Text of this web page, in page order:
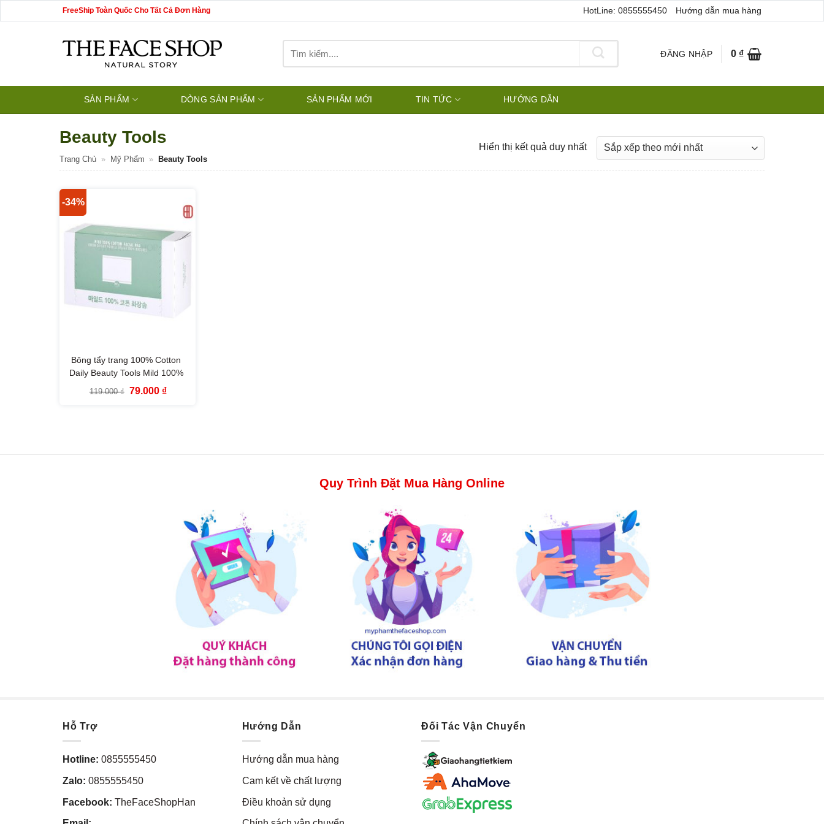
qua
FreeShip Toàn Quốc Cho Tất Cả Đơn Hàng HotLine: 0855555450 Hướng dẫn mua hàng
kiếm:
ĐĂNG NHẬP 0 ₫
SẢN PHẨM DÒNG SẢN PHẨM SẢN PHẨM MỚI TIN TỨC HƯỚNG DẪN
Beauty Tools
Trang Chủ » Mỹ Phẩm » Beauty Tools
Hiển thị kết quả duy nhất
-34%
Bông tẩy trang 100% Cotton
Daily Beauty Tools Mild 100%
Cotton Facial Pad (hộp 80
119.000₫ Giá
79.000 ₫Giá
Quy Trình Đặt Mua Hàng Online
Hỗ Trợ
Hotline: 0855555450
Zalo: 0855555450
Facebook: TheFaceShopHan
Hướng Dẫn
Hướng dẫn mua hàng
Cam kết về chất lượng
Điều khoản sử dụng
Đối Tác Vận Chuyển